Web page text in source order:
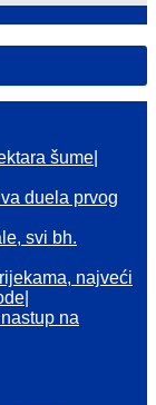
šume
duela prvog
svi bh.
najveći
na